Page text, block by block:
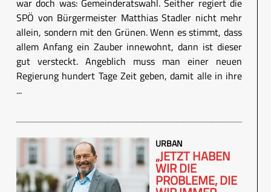
war doch was: Gemeinderatswahl. Seither regiert die
SPÖ von Bürgermeister Matthias Stadler nicht mehr
allein, sondern mit den Grünen. Wenn es stimmt, dass
allem Anfang ein Zauber innewohnt, dann ist dieser
gut versteckt. Angeblich muss man einer neuen
Regierung hundert Tage Zeit geben, damit alle in ihre
...
URBAN
„JETZT HABEN
WIR DIE
PROBLEME, DIE